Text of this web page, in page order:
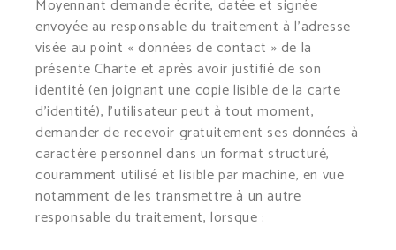
Moyennant demande écrite, datée et signée
envoyée au responsable du traitement à l’adresse
visée au point « données de contact » de la
présente Charte et après avoir justifié de son
identité (en joignant une copie lisible de la carte
d’identité), l’utilisateur peut à tout moment,
demander de recevoir gratuitement ses données à
caractère personnel dans un format structuré,
couramment utilisé et lisible par machine, en vue
notamment de les transmettre à un autre
responsable du traitement, lorsque :